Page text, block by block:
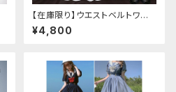
【在庫限り】ウエストベルトワン
ピースセットアップ（Mサイズ
¥4,800